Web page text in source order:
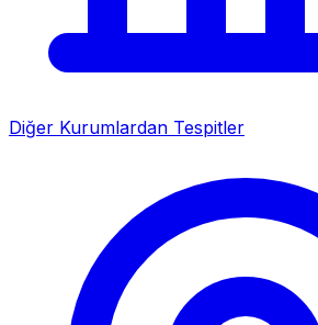
Diğer Kurumlardan Tespitler